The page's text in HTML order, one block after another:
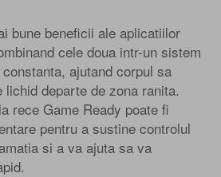
bune beneficii ale aplicatiilor
cele doua intr-un sistem
ajutand corpul sa
lichid departe de zona ranita.
rece Game Ready poate fi
pentru a sustine controlul
si a va ajuta sa va